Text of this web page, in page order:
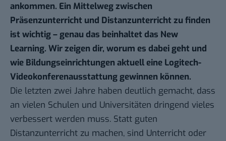
ankommen. Ein Mittelweg zwischen
Präsenzunterricht und Distanzunterricht zu finden
ist wichtig – genau das beinhaltet das New
Learning. Wir zeigen dir, worum es dabei geht und
wie Bildungseinrichtungen aktuell eine Logitech-
Videokonferenausstattung gewinnen können.
Die letzten zwei Jahre haben deutlich gemacht, dass
an vielen Schulen und Universitäten dringend vieles
verbessert werden muss. Statt guten
Distanzunterricht zu machen, sind Unterricht oder